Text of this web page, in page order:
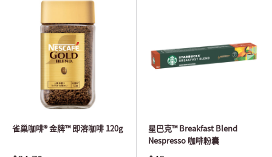
雀巢咖啡® 金牌™ 即溶咖啡 120g
星巴克™ Breakfast Blend
Nespresso 咖啡粉囊